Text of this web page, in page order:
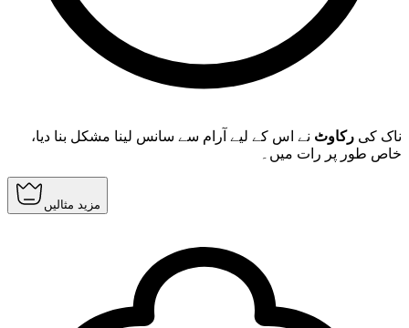
ناک کی رکاوٹ نے اس کے لیے آرام سے سانس لینا مشکل بنا دیا،
خاص طور پر رات میں۔
مزید مثالیں